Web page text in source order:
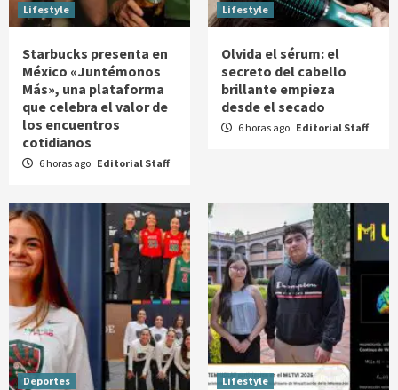
Lifestyle
Starbucks presenta en
México «Juntémonos
Más», una plataforma
que celebra el valor de
los encuentros
cotidianos
6 horas ago Editorial Staff
Lifestyle
Olvida el sérum: el
secreto del cabello
brillante empieza
desde el secado
6 horas ago Editorial Staff
Deportes Lifestyle